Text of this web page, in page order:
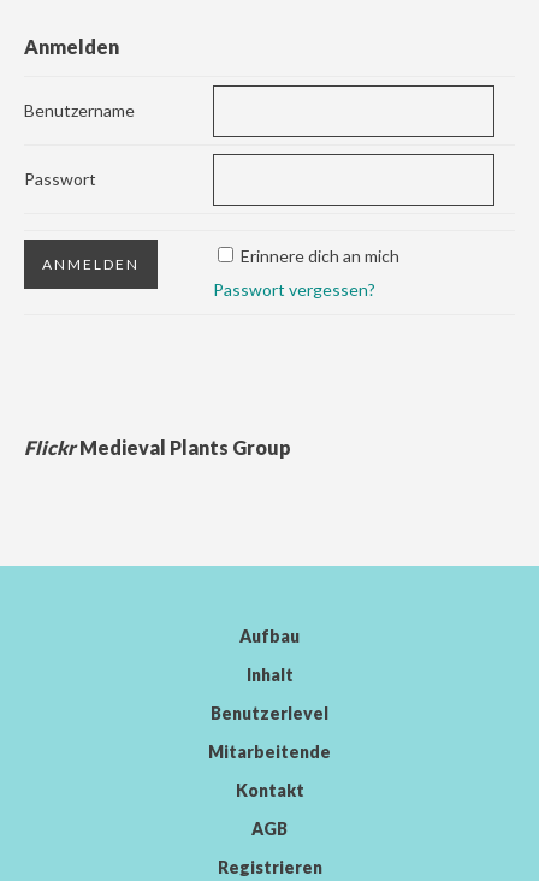
Anmelden
Benutzername
Passwort
Erinnere dich an mich
Passwort vergessen?
FlickrMedieval Plants Group
Aufbau
Inhalt
Benutzerlevel
Mitarbeitende
Kontakt
AGB
Registrieren